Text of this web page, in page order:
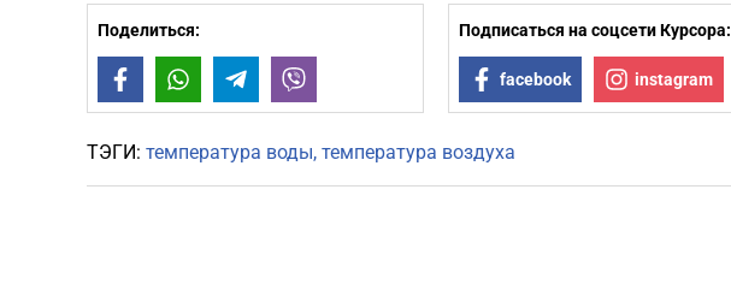
Поделиться:
FacebookWhatsAppTelegram
Подписаться на соцсети Курсора:
facebook instagram
ТЭГИ: температура воды температура воздуха